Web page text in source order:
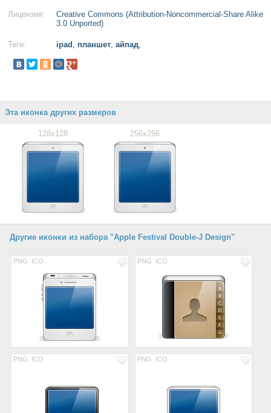
Лицензия:
Creative Commons (Attribution-Noncommercial-Share Alike
3.0 Unported)
Теги: ipad , планшет, айпад,
Эта иконка других размеров
128x128 256x256
Другие иконки из набора "Apple Festival Double-J Design"
PNG ICO PNG ICO
PNG ICO PNG ICO